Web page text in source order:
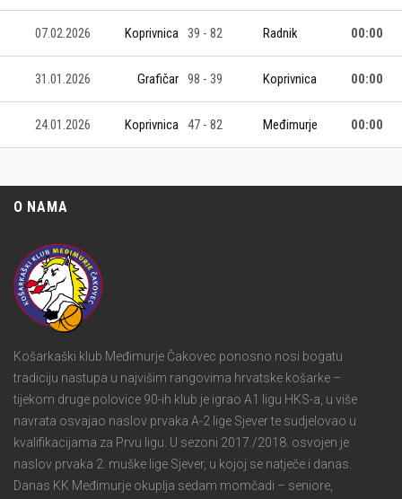
07.02.2026 Koprivnica 39 - 82 Radnik 00:00
31.01.2026 Grafičar 98 - 39 Koprivnica 00:00
24.01.2026 Koprivnica 47 - 82 Međimurje 00:00
O NAMA
Košarkaški klub Međimurje Čakovec ponosno nosi bogatu
tradiciju nastupa u najvišim rangovima hrvatske košarke –
tijekom druge polovice 90-ih klub je igrao A1 ligu HKS-a, u više
navrata osvajao naslov prvaka A-2 lige Sjever te sudjelovao u
kvalifikacijama za Prvu ligu. U sezoni 2017./2018. osvojen je
naslov prvaka 2. muške lige Sjever, u kojoj se natječe i danas.
Danas KK Međimurje okuplja sedam momčadi – seniore,